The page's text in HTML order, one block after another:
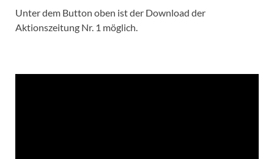
Unter dem Button oben ist der Download der
Aktionszeitung Nr. 1 möglich.